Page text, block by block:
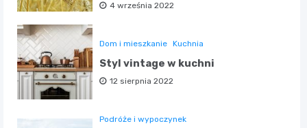
4 września 2022
Dom i mieszkanie Kuchnia
Styl vintage w kuchni
12 sierpnia 2022
Podróże i wypoczynek